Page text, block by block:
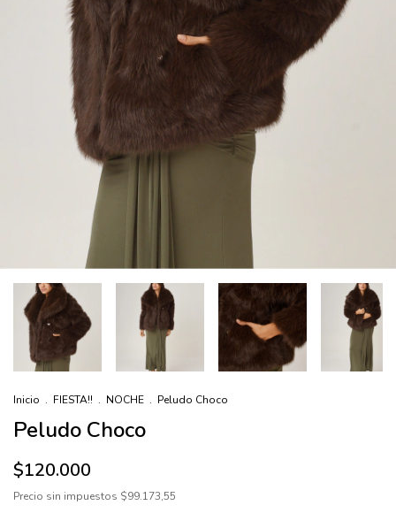
Inicio . FIESTA!! . NOCHE . Peludo Choco
Peludo Choco
$120.000
Precio sin impuestos $99.173,55